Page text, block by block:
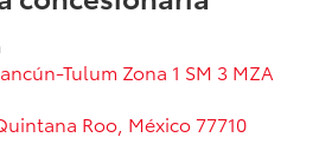
Tulum Zona 1 SM 3 MZA
Roo , México77710